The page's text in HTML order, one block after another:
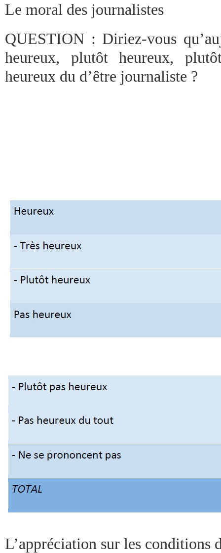
Le moral des journalistes
QUESTION : Diriez-vous
heureux, plutôt heureux,
heureux du d’être journaliste ?
L’appréciation sur les conditions